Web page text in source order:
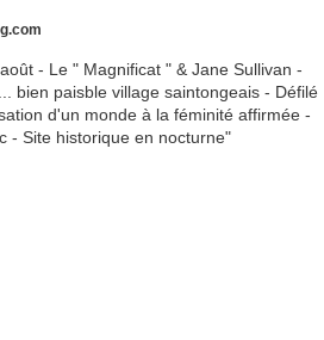
Jonzac - Site historique en